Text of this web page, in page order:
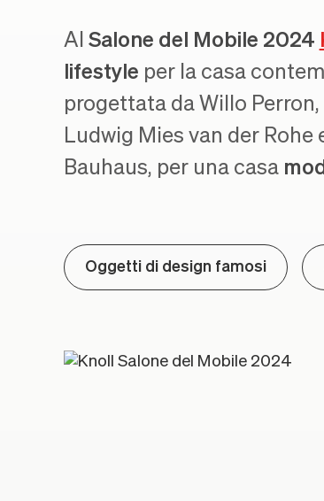
Al Salone del Mobile 2024
lifestyle per la casa
progettata da Willo
Ludwig Mies van der
Bauhaus, per una casa
Oggetti di design famosi